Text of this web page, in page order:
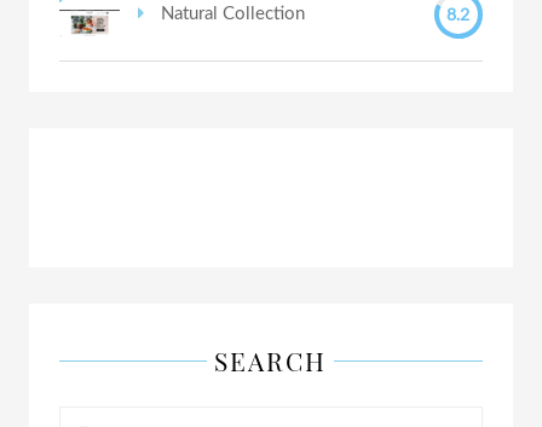
Natural Collection 8.2
SEARCH